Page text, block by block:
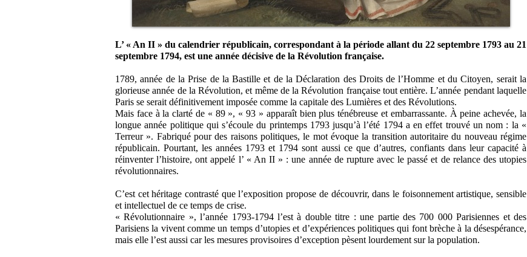
L’ « An II » du calendrier républicain, correspondant à la période allant du 22 septembre 1793 au 21
septembre 1794, est une année décisive de la Révolution française.
1789, année de la Prise de la Bastille et de la Déclaration des Droits de l’Homme et du Citoyen, serait la
glorieuse année de la Révolution, et même de la Révolution française tout entière. L’année pendant laquelle
Paris se serait définitivement imposée comme la capitale des Lumières et des Révolutions.
Mais face à la clarté de « 89 », « 93 » apparaît bien plus ténébreuse et embarrassante. À peine achevée, la
longue année politique qui s’écoule du printemps 1793 jusqu’à l’été 1794 a en effet trouvé un nom : la «
Terreur ». Fabriqué pour des raisons politiques, le mot évoque la transition autoritaire du nouveau régime
républicain. Pourtant, les années 1793 et 1794 sont aussi ce que d’autres, confiants dans leur capacité à
réinventer l’histoire, ont appelé l’ « An II » : une année de rupture avec le passé et de relance des utopies
révolutionnaires.
C’est cet héritage contrasté que l’exposition propose de découvrir, dans le foisonnement artistique, sensible
et intellectuel de ce temps de crise.
« Révolutionnaire », l’année 1793-1794 l’est à double titre : une partie des 700 000 Parisiennes et des
Parisiens la vivent comme un temps d’utopies et d’expériences politiques qui font brèche à la désespérance,
mais elle l’est aussi car les mesures provisoires d’exception pèsent lourdement sur la population.